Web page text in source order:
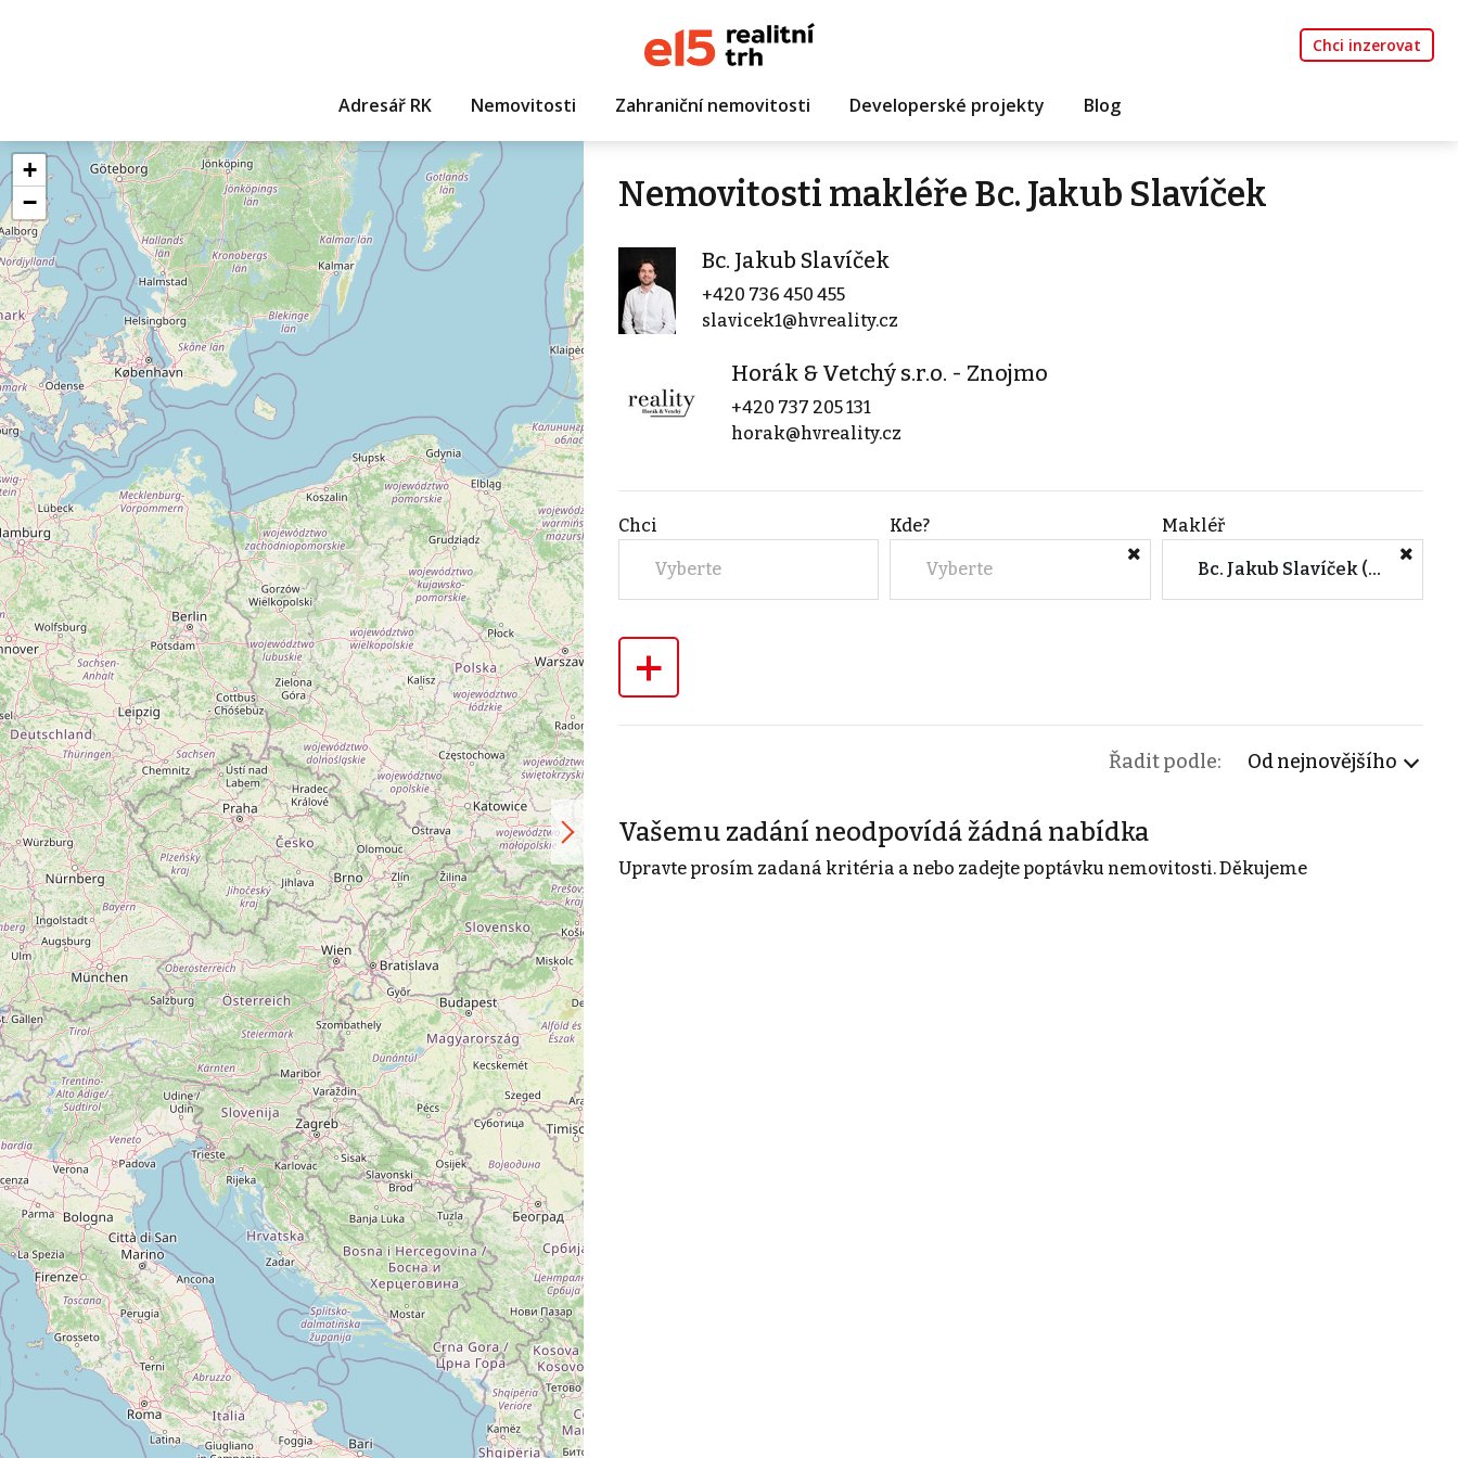
Chci inzerovat
Adresář RK Nemovitosti Zahraniční nemovitosti Developerské projekty Blog
+
−
Nemovitosti makléře Bc. Jakub Slavíček
Bc. Jakub Slavíček
+420 736 450 455
slavicek1@hvreality.cz
Horák & Vetchý s.r.o. - Znojmo
+420 737 205 131
horak@hvreality.cz
Chci
Vyberte
Kde?
Vyberte
Makléř
Bc. Jakub Slavíček (Horák & Vetchý s.r.o. - Znojmo)
+
Řadit podle: Od nejnovějšího
Vašemu zadání neodpovídá žádná nabídka
Upravte prosím zadaná kritéria a nebo zadejte poptávku nemovitosti. Děkujeme